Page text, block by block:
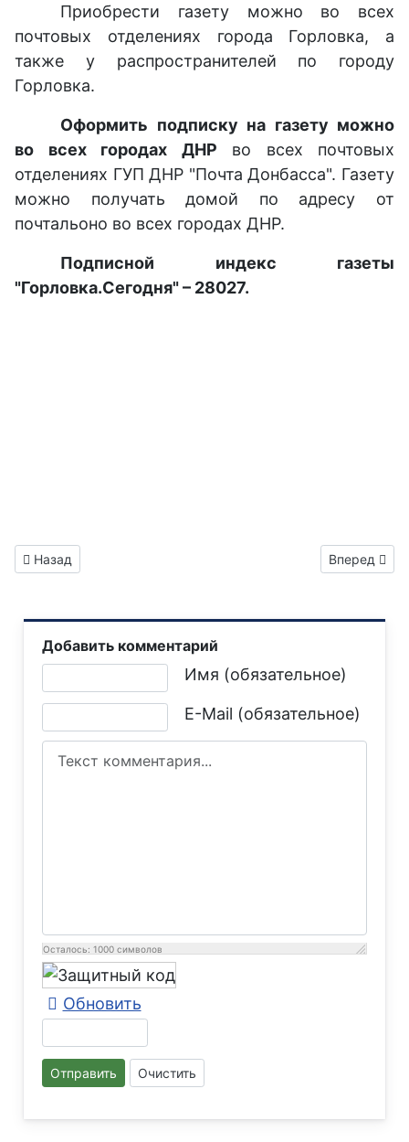
Приобрести газету можно во всех
почтовых отделениях города Горловка, а
также у распространителей по городу
Горловка.
Оформить подписку на газету можно
во всех городах ДНР во всех почтовых
отделениях ГУП ДНР "Почта Донбасса". Газету
можно получать домой по адресу от
почтальоно во всех городах ДНР.
Подписной индекс газеты
"Горловка.Сегодня" – 28027.
Предыдущий: Газета "Горловка.Сегодня" выпуск №524
Назад Следующий:
Вперед
Добавить комментарий
Имя (обязательное)
E-Mail (обязательное)
Текст комментария
Осталось: 1000 символов
Обновить
Отправить Очистить